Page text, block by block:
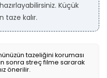
Küçük
taze kalır.
tazeliğini koruması
sonra streç filme sararak
önerilir.